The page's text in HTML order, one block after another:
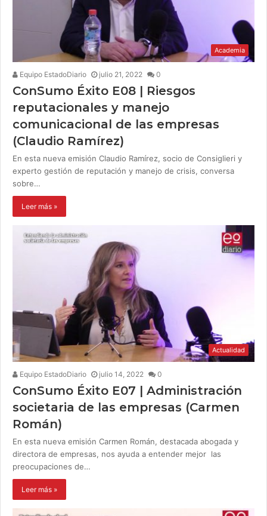
Academia
Equipo EstadoDiario julio 21, 2022 0
ConSumo Éxito E08 | Riesgos
reputacionales y manejo
comunicacional de las empresas
(Claudio Ramírez)
En esta nueva emisión Claudio Ramírez, socio de Consiglieri y
experto gestión de reputación y manejo de crisis, conversa
sobre…
Leer más »
Actualidad
Equipo EstadoDiario julio 14, 2022 0
ConSumo Éxito E07 | Administración
societaria de las empresas (Carmen
Román)
En esta nueva emisión Carmen Román, destacada abogada y
directora de empresas, nos ayuda a entender mejor las
preocupaciones de…
Leer más »